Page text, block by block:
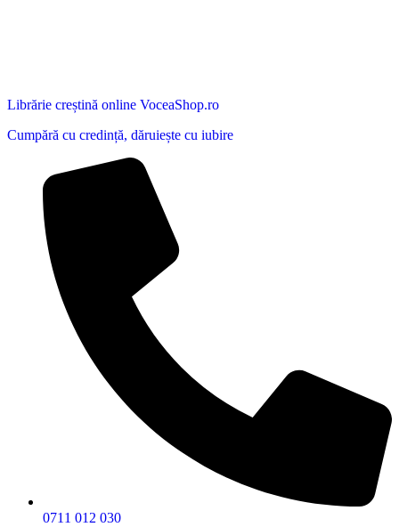
Librărie creștină online VoceaShop.ro
Cumpără cu credință, dăruiește cu iubire
0711 012 030